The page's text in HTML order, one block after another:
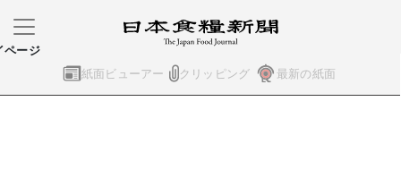
紙面ビューアー クリッピング 最新の紙面
ページ